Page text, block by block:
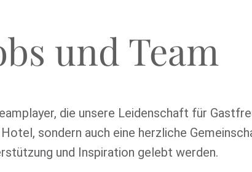
und Team
die unsere Leidenschaft für
sondern auch eine herzliche
und Inspiration gelebt werden.